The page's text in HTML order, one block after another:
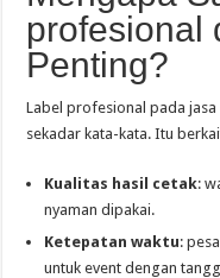
profesional
Penting?
Label profesional pada jasa
sekadar kata-kata. Itu
Kualitas hasil cetak:
nyaman dipakai.
Ketepatan waktu:
untuk event dengan